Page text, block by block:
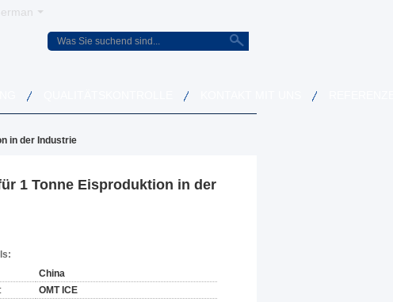
in der Industrie
1 Tonne Eisproduktion in der
China
OMT ICE